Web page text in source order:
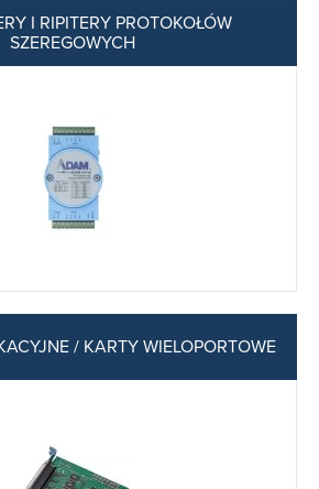
I RIPITERY PROTOKOŁÓW
SZEREGOWYCH
/ KARTY WIELOPORTOWE